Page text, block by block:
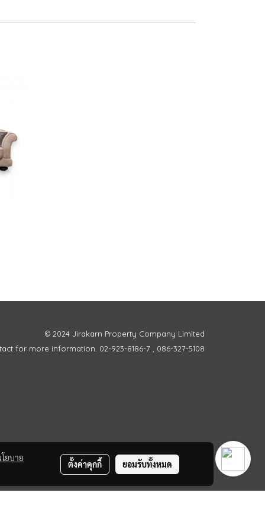
© 2024 Jirakarn Property Company Limited
for more information. 02-923-8186-7 , 086-327-5108
ยบาย
ตั้งค่าคุกกี้ ยอมรับทั้งหมด